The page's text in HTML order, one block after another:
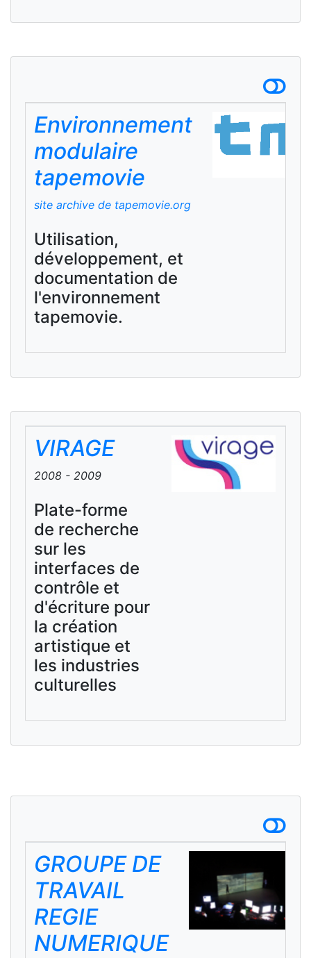
Environnement
modulaire
tapemovie
site archive de tapemovie.org
Utilisation,
développement, et
documentation de
l'environnement
tapemovie.
VIRAGE
2008 - 2009
Plate-forme
de recherche
sur les
interfaces de
contrôle et
d'écriture pour
la création
artistique et
les industries
culturelles
GROUPE DE
TRAVAIL
REGIE
NUMERIQUE